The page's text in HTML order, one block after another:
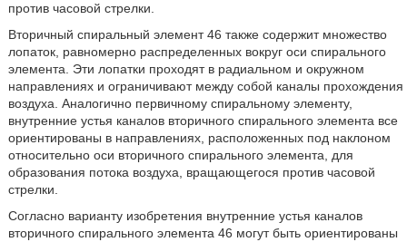
против часовой стрелки.
Вторичный спиральный элемент 46 также содержит множество
лопаток, равномерно распределенных вокруг оси спирального
элемента. Эти лопатки проходят в радиальном и окружном
направлениях и ограничивают между собой каналы прохождения
воздуха. Аналогично первичному спиральному элементу,
внутренние устья каналов вторичного спирального элемента все
ориентированы в направлениях, расположенных под наклоном
относительно оси вторичного спирального элемента, для
образования потока воздуха, вращающегося против часовой
стрелки.
Согласно варианту изобретения внутренние устья каналов
вторичного спирального элемента 46 могут быть ориентированы